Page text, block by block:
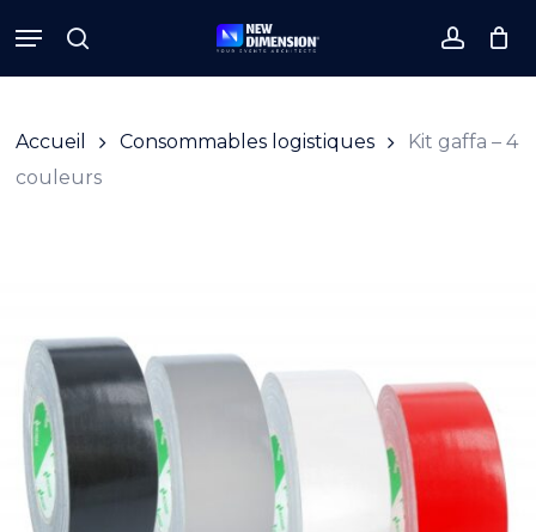
to
main
search
Menu
Cart Close
Cart
Accueil Consommables logistiques
Kit gaffa – 4
couleurs